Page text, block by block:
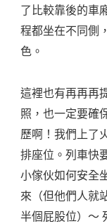
了比較靠後的車
程都坐在不同側
色。
這裡也有再再再
照，也一定要確
歷啊！我們上了
排座位。列車快
小傢伙如何安全
來（但他們人就
半個屁股位）～